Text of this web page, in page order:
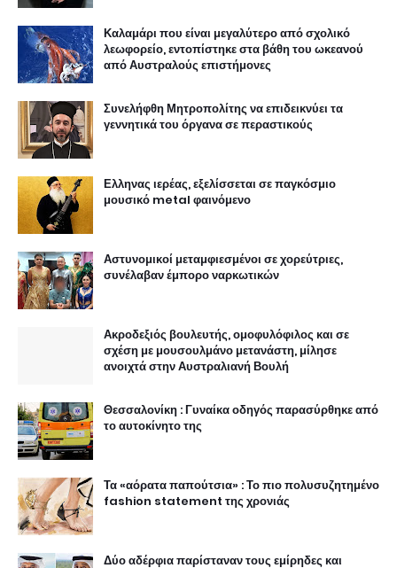
Καλαμάρι που είναι μεγαλύτερο από σχολικό
λεωφορείο, εντοπίστηκε στα βάθη του ωκεανού
από Αυστραλούς επιστήμονες
Συνελήφθη Μητροπολίτης να επιδεικνύει τα
γεννητικά του όργανα σε περαστικούς
Ελληνας ιερέας, εξελίσσεται σε παγκόσμιο
μουσικό metal φαινόμενο
Αστυνομικοί μεταμφιεσμένοι σε χορεύτριες,
συνέλαβαν έμπορο ναρκωτικών
Ακροδεξιός βουλευτής, ομοφυλόφιλος και σε
σχέση με μουσουλμάνο μετανάστη, μίλησε
ανοιχτά στην Αυστραλιανή Βουλή
Θεσσαλονίκη : Γυναίκα οδηγός παρασύρθηκε από
το αυτοκίνητο της
Τα «αόρατα παπούτσια» : Το πιο πολυσυζητημένο
fashion statement της χρονιάς
Δύο αδέρφια παρίσταναν τους εμίρηδες και